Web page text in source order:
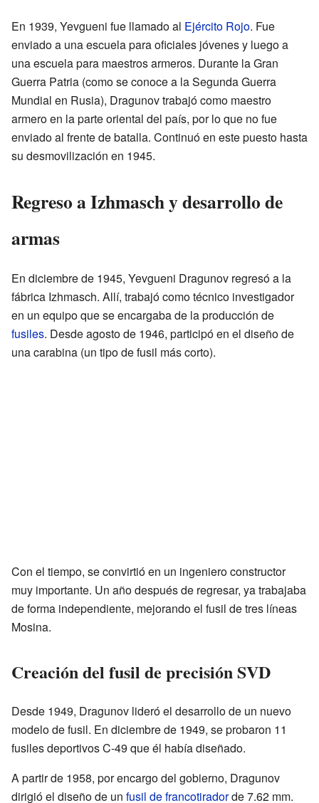
En 1939, Yevgueni fue llamado al Ejército Rojo. Fue
enviado a una escuela para oficiales jóvenes y luego a
una escuela para maestros armeros. Durante la Gran
Guerra Patria (como se conoce a la Segunda Guerra
Mundial en Rusia), Dragunov trabajó como maestro
armero en la parte oriental del país, por lo que no fue
enviado al frente de batalla. Continuó en este puesto hasta
su desmovilización en 1945.
Regreso a Izhmasch y desarrollo de
armas
En diciembre de 1945, Yevgueni Dragunov regresó a la
fábrica Izhmasch. Allí, trabajó como técnico investigador
en un equipo que se encargaba de la producción de
fusiles. Desde agosto de 1946, participó en el diseño de
una carabina (un tipo de fusil más corto).
Con el tiempo, se convirtió en un ingeniero constructor
muy importante. Un año después de regresar, ya trabajaba
de forma independiente, mejorando el fusil de tres líneas
Mosina.
Creación del fusil de precisión SVD
Desde 1949, Dragunov lideró el desarrollo de un nuevo
modelo de fusil. En diciembre de 1949, se probaron 11
fusiles deportivos C-49 que él había diseñado.
A partir de 1958, por encargo del gobierno, Dragunov
dirigió el diseño de un fusil de francotiradorde 7.62 mm.